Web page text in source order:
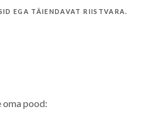
EGA TÄIENDAVAT RIISTVARA.
oma pood: